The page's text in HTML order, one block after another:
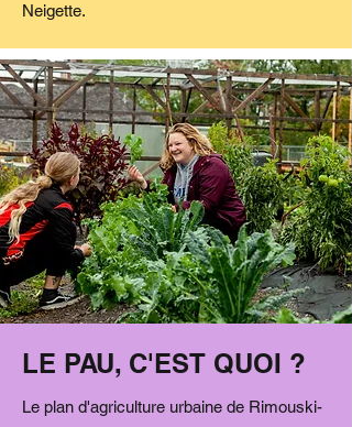
Neigette.
LE PAU, C'EST QUOI ?
Le plan d'agriculture urbaine de Rimouski-